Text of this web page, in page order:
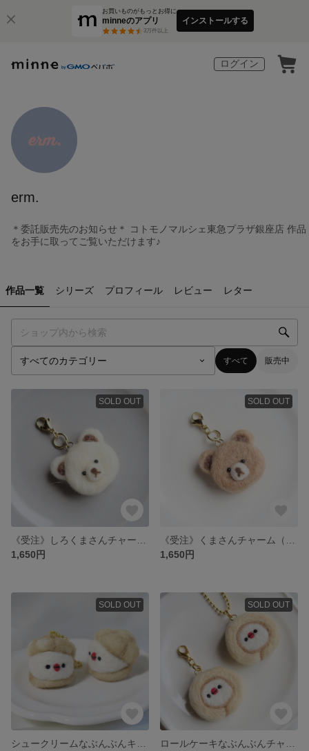
お買いものがもっとお得に
minneのアプリ
3万件以上
インストールする
ログイン
erm.
＊委託販売先のお知らせ＊ コトモノマルシェ東急プラザ銀座店 作品
をお手に取ってご覧いただけます♪
作品一覧 シリーズ プロフィール レビュー レター
すべて 販売中
SOLD OUT
1,650円
SOLD OUT
1,650円
SOLD OUT SOLD OUT